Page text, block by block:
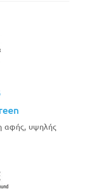
αφής, υψηλής